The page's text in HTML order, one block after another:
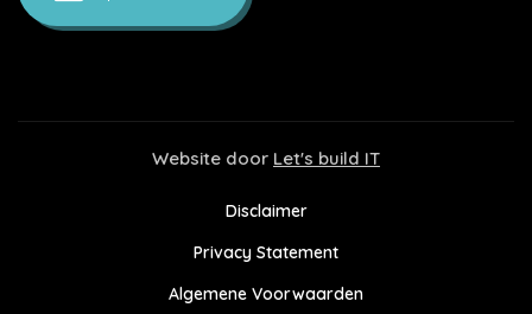
Website door Let's build IT
Disclaimer
Privacy Statement
Algemene Voorwaarden